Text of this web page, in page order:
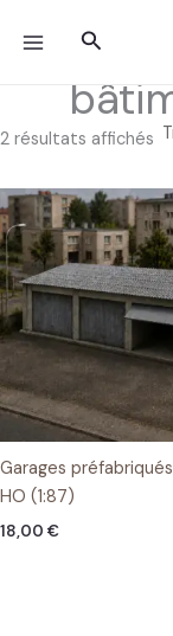
2 résultats affichés
Garages
HO (1:87)
18,00 €